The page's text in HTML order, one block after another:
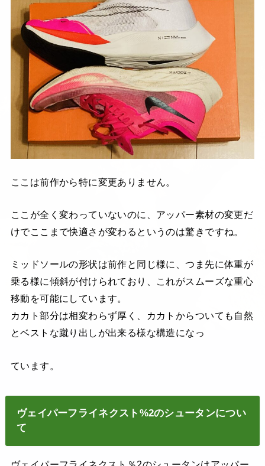
ここは前作から特に変更ありません。
ここが全く変わっていないのに、アッパー素材の変更だ
けでここまで快適さが変わるというのは驚きですね。
ミッドソールの形状は前作と同じ様に、つま先に体重が
乗る様に傾斜が付けられており、これがスムーズな重心
移動を可能にしています。
カカト部分は相変わらず厚く、カカトからついても自然
とベストな蹴り出しが出来る様な構造になっ
ています。
ヴェイパーフライネクスト%2のシュータンについ
て